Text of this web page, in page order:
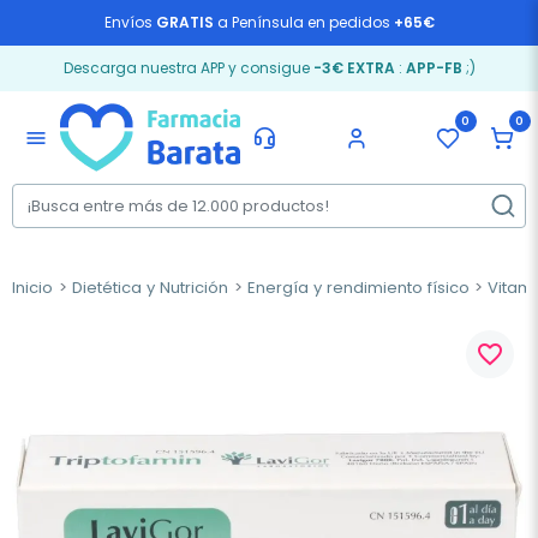
Envíos GRATIS a Península en pedidos +65€
Descarga nuestra APP y consigue -3€ EXTRA: APP-FB ;)
menu
0 0
Inicio Dietética y Nutrición Energía y rendimiento físico
favorite_border